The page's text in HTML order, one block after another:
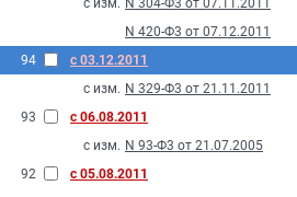
с изм. N 304-Ф3 от 07.11.2011
N 420-Ф3 от 07.12.2011
94
с 03.12.2011
с изм. N 329-Ф3 от 21.11.2011
93
с 06.08.2011
с изм. N 93-Ф3 от 21.07.2005
92
с 05.08.2011